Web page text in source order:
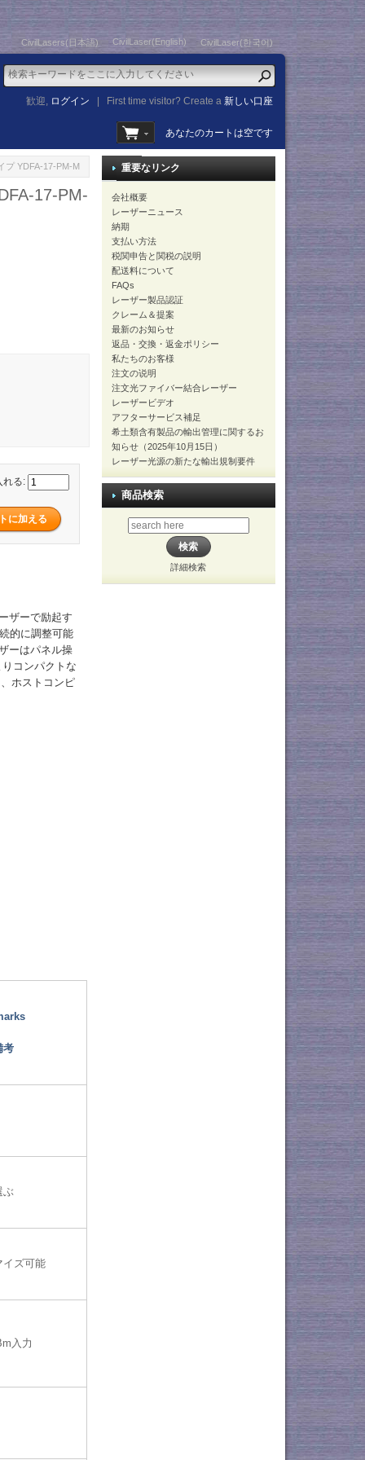
CivilLasers(日本語) CivilLaser(English) CivilLaser(한국어)
歓迎, ログイン First time visitor? Create a新しい口座
あなたのカートは空です
プ YDFA-17-PM-M
17-PM-
れる:
ザーで励起す
的に調整可能
ーはパネル操
コンパクトな
ホストコンピ
考
ぶ
イズ可能
入力
重要なリンク
会社概要
レーザーニュース
納期
支払い方法
税関申告と関税の説明
配送料について
FAQs
レーザー製品認証
クレーム＆提案
最新のお知らせ
返品・交換・返金ポリシー
私たちのお客様
注文の说明
注文光ファイバー結合レーザー
レーザービデオ
アフターサービス補足
希土類含有製品の輸出管理に関するお
知らせ（2025年10月15日）
レーザー光源の新たな輸出規制要件
商品検索
詳細検索